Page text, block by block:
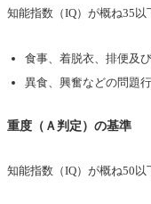
知能指数（IQ）が概ね35
食事、着脱衣、排便及
異食、興奮などの問題行
重度（Ａ判定）の基準
知能指数（IQ）が概ね50